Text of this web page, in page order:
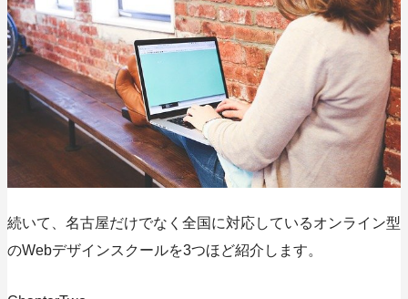
続いて、名古屋だけでなく全国に対応しているオンライン型
のWebデザインスクールを3つほど紹介します。